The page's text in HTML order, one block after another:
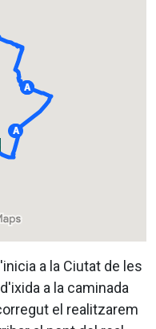
a la Ciutat de les
a la caminada
el realitzarem